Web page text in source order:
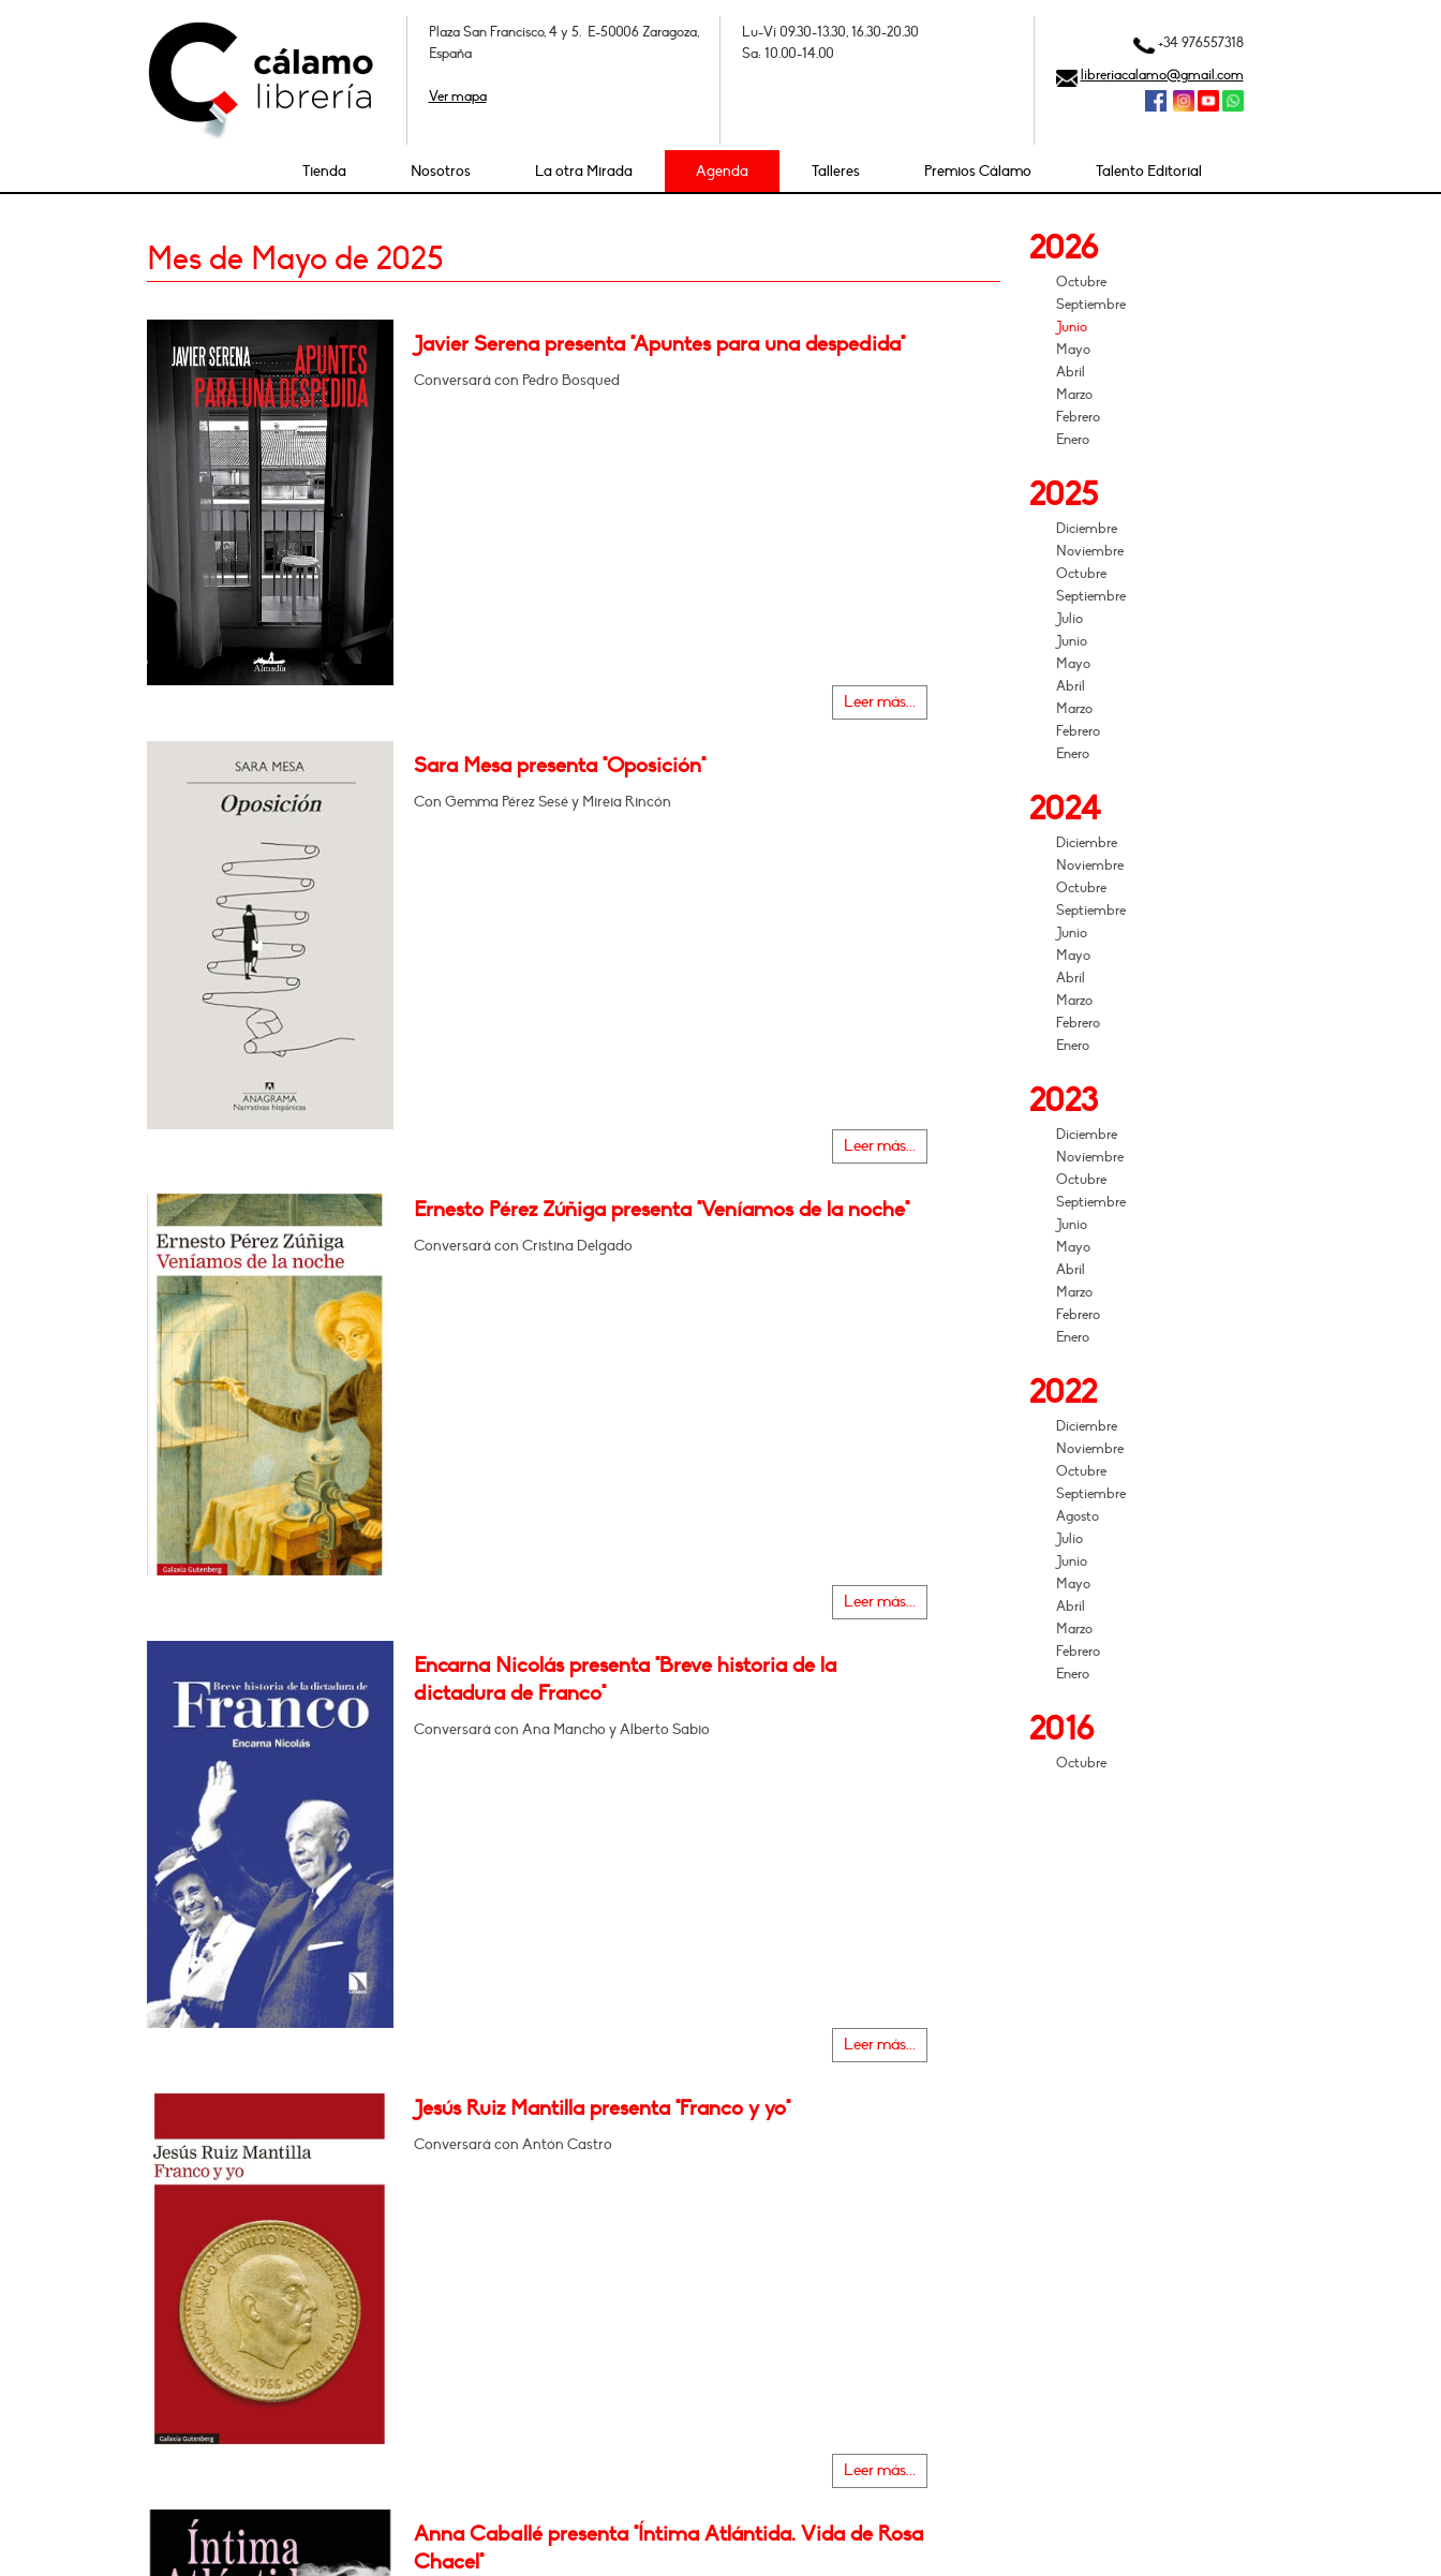
Plaza San Francisco, 4 y 5. E-50006 Zaragoza,
España
Ver mapa
Lu-Vi 09.30-13.30, 16.30-20.30
Sa: 10.00-14.00
+34 976557318
libreriacalamo@gmail.com
Tienda Nosotros La otra Mirada Agenda Talleres Premios Cálamo Talento Editorial
Mes de Mayo de 2025
Javier Serena presenta "Apuntes para una despedida"
Conversará con Pedro Bosqued
Leer más...
Sara Mesa presenta "Oposición"
Con Gemma Pérez Sesé y Mireia Rincón
Leer más...
Ernesto Pérez Zúñiga presenta "Veníamos de la noche"
Conversará con Cristina Delgado
Leer más...
Encarna Nicolás presenta "Breve historia de la
dictadura de Franco"
Conversará con Ana Mancho y Alberto Sabio
Leer más...
Jesús Ruiz Mantilla presenta "Franco y yo"
Conversará con Antón Castro
Leer más...
Anna Caballé presenta "Íntima Atlántida. Vida de Rosa
Chacel"
2026
Octubre
Septiembre
Junio
Mayo
Abril
Marzo
Febrero
Enero
2025
Diciembre
Noviembre
Octubre
Septiembre
Julio
Junio
Mayo
Abril
Marzo
Febrero
Enero
2024
Diciembre
Noviembre
Octubre
Septiembre
Junio
Mayo
Abril
Marzo
Febrero
Enero
2023
Diciembre
Noviembre
Octubre
Septiembre
Junio
Mayo
Abril
Marzo
Febrero
Enero
2022
Diciembre
Noviembre
Octubre
Septiembre
Agosto
Julio
Junio
Mayo
Abril
Marzo
Febrero
Enero
2016
Octubre